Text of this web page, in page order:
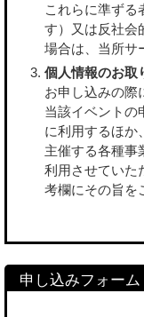
これらに準ずる
す）又は反社会
場合は、当所サ
個人情報のお取
お申し込みの際
当該イベントの
に利用するほか
主催する各種事
利用させていた
考欄にその旨を